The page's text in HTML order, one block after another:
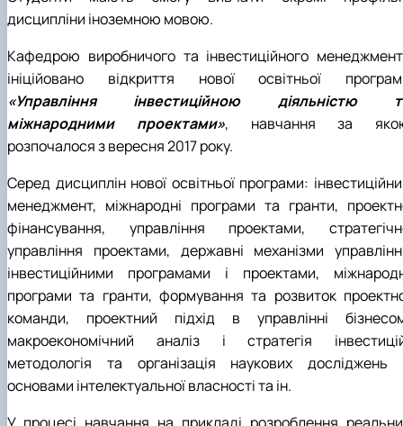
дисципліни іноземною мовою.
Кафедрою виробничого та інвестиційного
ініційовано відкриття нової освітньої
«Управління інвестиційною діяльністю
міжнародними проектами», навчання за
розпочалося з вересня 2017 року.
Серед дисциплін нової освітньої програми:
менеджмент, міжнародні програми та гранти,
фінансування, управління проектами,
управління проектами, державні механізми
інвестиційними програмами і проектами,
програми та гранти, формування та розвиток
команди, проектний підхід в управлінні
макроекономічний аналіз і стратегія
методологія та організація наукових досліджень
основами інтелектуальної власності та ін.